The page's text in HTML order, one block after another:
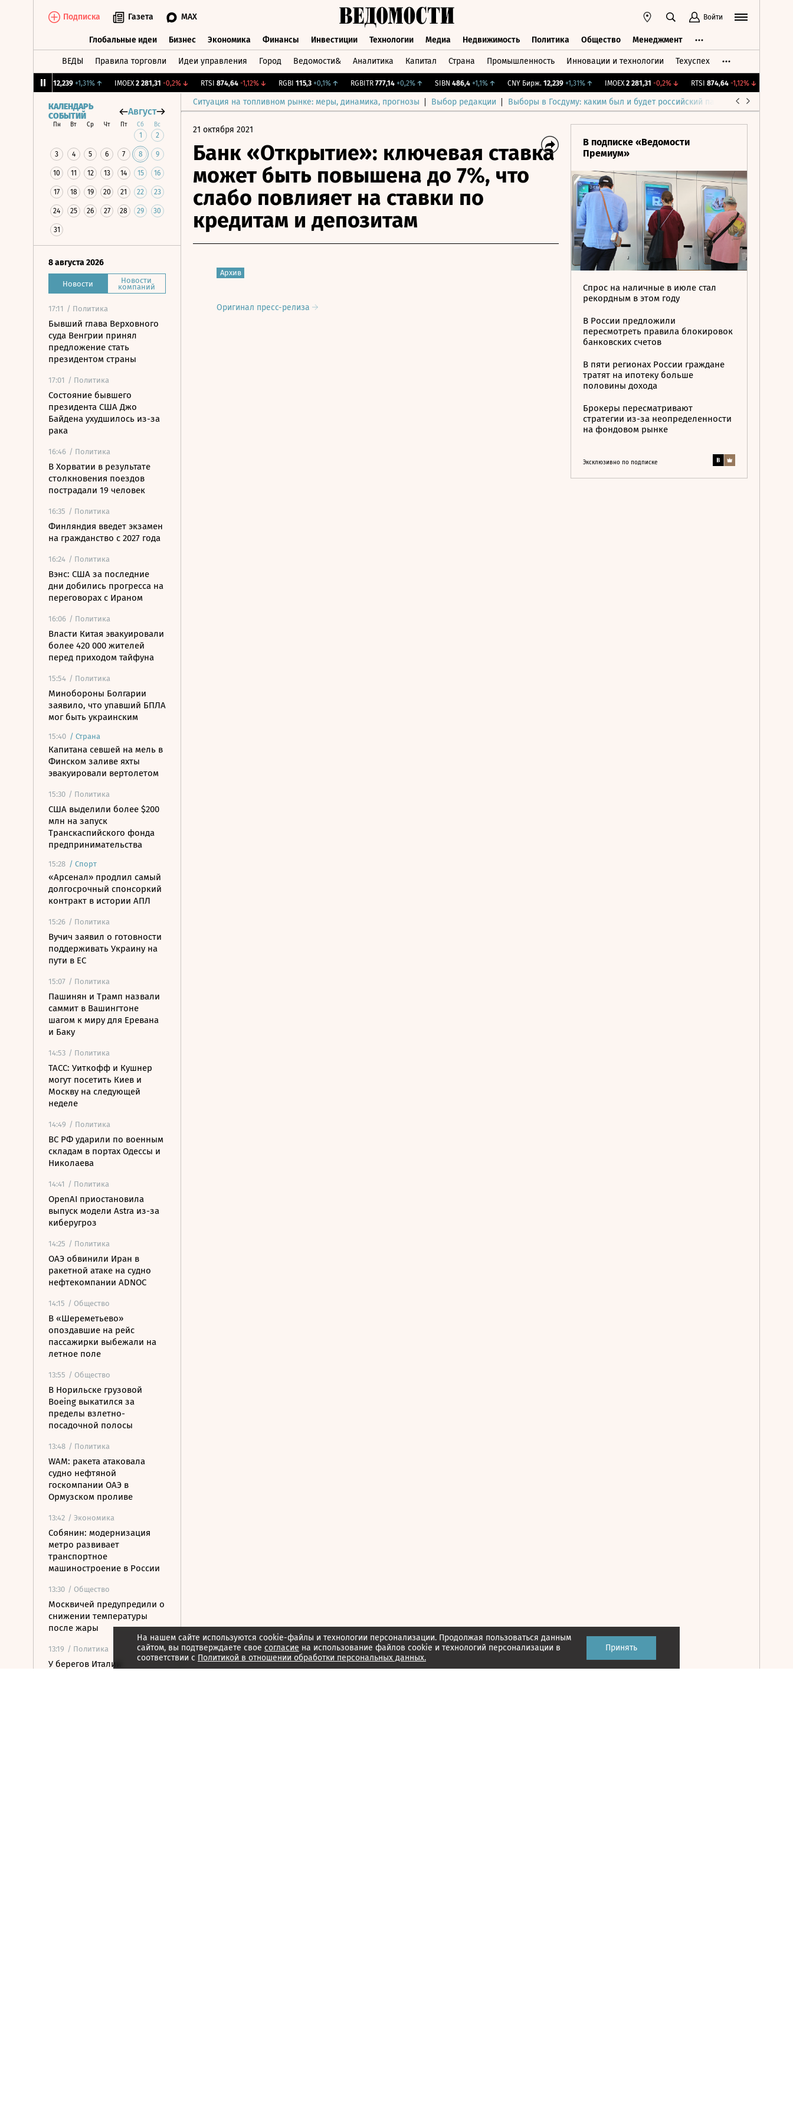
Подписка Газета MAX Войти
Глобальные идеи Бизнес Экономика Финансы Инвестиции Технологии Медиа Недвижимость Политика Общество Менеджмент
ВЕДЫ Правила торговли Идеи управления Город Ведомости& Аналитика Капитал Страна Промышленность Инновации и технологии Техуспех
12,239 +1,31%↑ IMOEX 2 281,31 -0,2%↓ RTSI 874,64 -1,12%↓ RGBI 115,3 +0,1%↑ RGBITR 777,14 +0,2%↑ SIBN 486,4 +1,1% ↑ CNY Бирж. 12,239 +1,31%↑ IMOEX 2 281,31 -0,2%↓ RTSI 874,64 -1,12%↓
Ситуация на топливном рынке: меры, динамика, прогнозы Выбор редакции Выборы в Госдуму: каким был и будет российский парламент
КАЛЕНДАРЬ
СОБЫТИЙ
Август
Пн Вт Ср Чт Пт Сб Вс
1 2
3 4 5 6 7 8 9
10 11 12 13 14 15 16
17 18 19 20 21 22 23
24 25 26 27 28 29 30
31
8 августа 2026
Новости Новости
компаний
17:11 / Политика
Бывший глава Верховного
суда Венгрии принял
предложение стать
президентом страны
17:01 / Политика
Состояние бывшего
президента США Джо
Байдена ухудшилось из-за
рака
16:46 / Политика
В Хорватии в результате
столкновения поездов
пострадали 19 человек
16:35 / Политика
Финляндия введет экзамен
на гражданство с 2027 года
16:24 / Политика
Вэнс: США за последние
дни добились прогресса на
переговорах с Ираном
16:06 / Политика
Власти Китая эвакуировали
более 420 000 жителей
перед приходом тайфуна
15:54 / Политика
Минобороны Болгарии
заявило, что упавший БПЛА
мог быть украинским
15:40 / Страна
Капитана севшей на мель в
Финском заливе яхты
эвакуировали вертолетом
15:30 / Политика
США выделили более $200
млн на запуск
Транскаспийского фонда
предпринимательства
15:28 / Спорт
«Арсенал» продлил самый
долгосрочный спонсоркий
контракт в истории АПЛ
15:26 / Политика
Вучич заявил о готовности
поддерживать Украину на
пути в ЕС
15:07 / Политика
Пашинян и Трамп назвали
саммит в Вашингтоне
шагом к миру для Еревана
и Баку
14:53 / Политика
ТАСС: Уиткофф и Кушнер
могут посетить Киев и
Москву на следующей
неделе
14:49 / Политика
ВС РФ ударили по военным
складам в портах Одессы и
Николаева
14:41 / Политика
OpenAI приостановила
выпуск модели Astra из-за
киберугроз
14:25 / Политика
ОАЭ обвинили Иран в
ракетной атаке на судно
нефтекомпании ADNOC
14:15 / Общество
В «Шереметьево»
опоздавшие на рейс
пассажирки выбежали на
летное поле
13:55 / Общество
В Норильске грузовой
Boeing выкатился за
пределы взлетно-
посадочной полосы
13:48 / Политика
WAM: ракета атаковала
судно нефтяной
госкомпании ОАЭ в
Ормузском проливе
13:42 / Экономика
Собянин: модернизация
метро развивает
транспортное
машиностроение в России
13:30 / Общество
Москвичей предупредили о
снижении температуры
после жары
13:19 / Политика
У берегов Италии
21 октября 2021
Банк «Открытие»: ключевая ставка
может быть повышена до 7%, что
слабо повлияет на ставки по
кредитам и депозитам
Архив
Оригинал пресс-релиза
В подписке «Ведомости
Премиум»
Спрос на наличные в июле стал
рекордным в этом году
В России предложили
пересмотреть правила блокировок
банковских счетов
В пяти регионах России граждане
тратят на ипотеку больше
половины дохода
Брокеры пересматривают
стратегии из-за неопределенности
на фондовом рынке
Эксклюзивно по подписке
На нашем сайте используются cookie-файлы и технологии персонализации. Продолжая пользоваться данным
сайтом, вы подтверждаете свое согласие на использование файлов cookie и технологий персонализации в
соответствии с Политикой в отношении обработки персональных данных.
Принять